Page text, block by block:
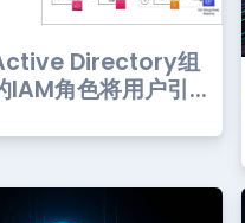
Directory组
IAM角色将用户引...